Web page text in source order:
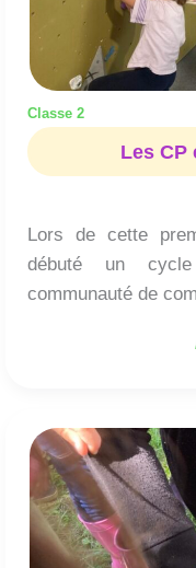
Classe 2
Les CP
Lors de cette
débuté un
communauté de